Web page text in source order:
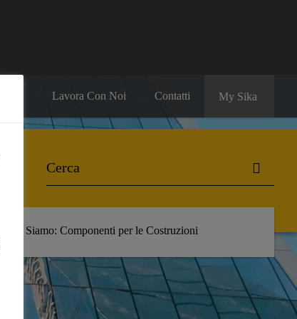
Lavora Con Noi Contatti My Sika
Chi Siamo: Componenti per le Costruzioni